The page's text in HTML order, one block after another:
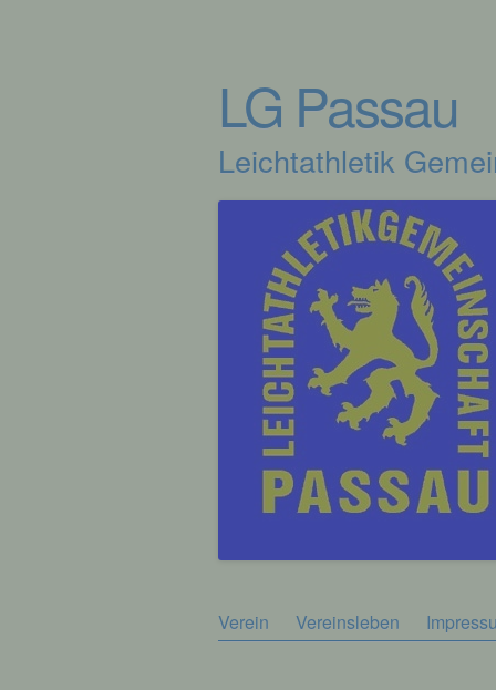
LG Passau
Leichtathletik
Zum
Verein Vereinsleben